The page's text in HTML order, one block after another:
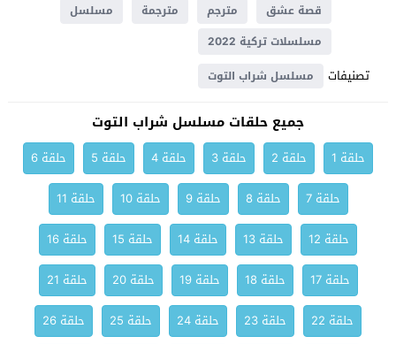
قصة عشق
مترجم مترجمة
مسلسل
مسلسلات تركية 2022
تصنيفات مسلسل شراب التوت
جميع حلقات مسلسل شراب التوت
حلقة 1 حلقة 2 حلقة 3 حلقة 4 حلقة 5
حلقة 6
حلقة 7
حلقة 8 حلقة 9 حلقة 10
حلقة 11
حلقة 12
حلقة 13 حلقة 14 حلقة 15
حلقة 16
حلقة 17
حلقة 18 حلقة 19 حلقة 20
حلقة 21
حلقة 22
حلقة 23 حلقة 24 حلقة 25
حلقة 26